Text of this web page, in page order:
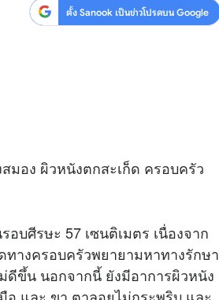
ตั้ง Sanook เป็นข่าวโปรดบน Google
มอง ผิวหนังตกสะเก็ด ครอบครัว
บศีรษะ 57 เซนติเมตร เนื่องจาก
ทางครอบครัวพยายามหาทางรักษา
ดีขึ้น นอกจากนี้ ยังมีอาการผิวหนัง